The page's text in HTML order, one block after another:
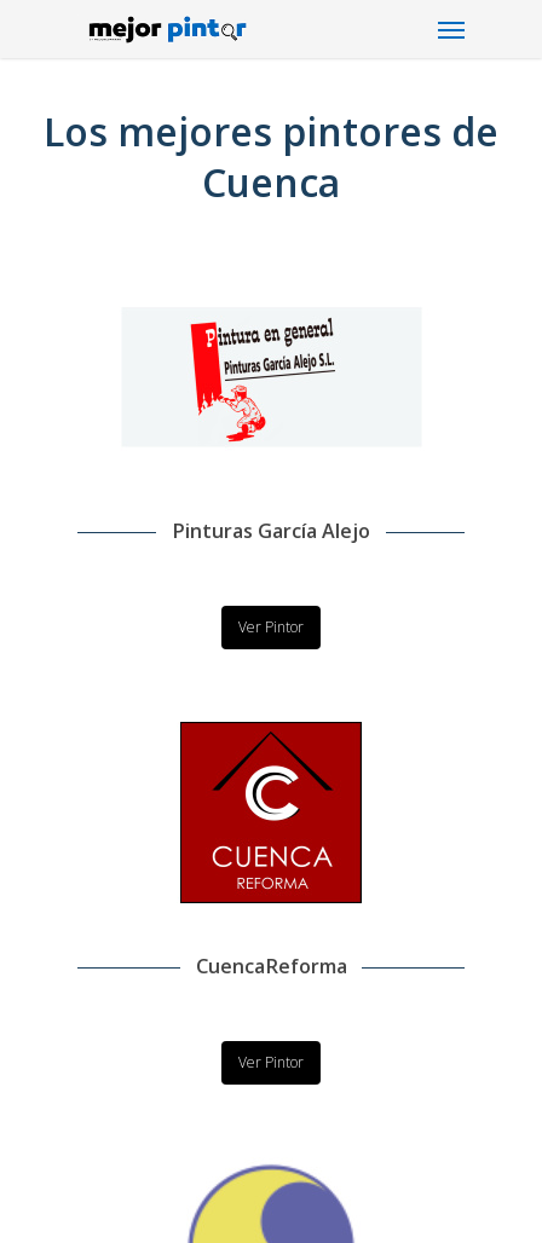
Menu
Los mejores pintores de
Cuenca
Pinturas García Alejo
Ver Pintor
CuencaReforma
Ver Pintor